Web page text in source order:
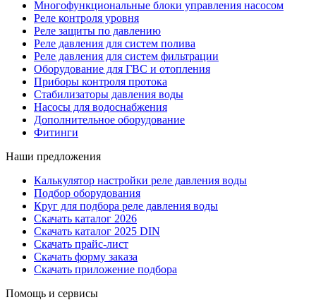
Многофункциональные блоки управления насосом
Реле контроля уровня
Реле защиты по давлению
Реле давления для систем полива
Реле давления для систем фильтрации
Оборудование для ГВС и отопления
Приборы контроля протока
Стабилизаторы давления воды
Насосы для водоснабжения
Дополнительное оборудование
Фитинги
Наши предложения
Калькулятор настройки реле давления воды
Подбор оборудования
Круг для подбора реле давления воды
Скачать каталог 2026
Скачать каталог 2025 DIN
Скачать прайс-лист
Скачать форму заказа
Скачать приложение подбора
Помощь и сервисы